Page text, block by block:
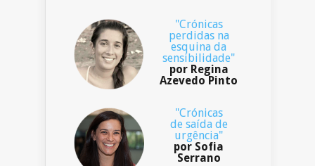
"Crónicas
perdidas na
esquina da
sensibilidade"
por Regina
Azevedo Pinto
"Crónicas
de saída de
urgência"
por Sofia
Serrano